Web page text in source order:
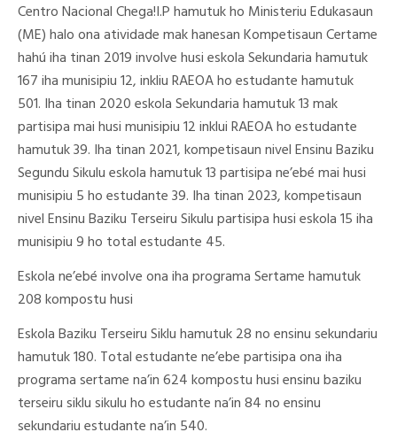
Centro Nacional Chega!I.P hamutuk ho Ministeriu Edukasaun
(ME) halo ona atividade mak hanesan Kompetisaun Certame
hahú iha tinan 2019 involve husi eskola Sekundaria hamutuk
167 iha munisipiu 12, inkliu RAEOA ho estudante hamutuk
501. Iha tinan 2020 eskola Sekundaria hamutuk 13 mak
partisipa mai husi munisipiu 12 inklui RAEOA ho estudante
hamutuk 39. Iha tinan 2021, kompetisaun nivel Ensinu Baziku
Segundu Sikulu eskola hamutuk 13 partisipa ne’ebé mai husi
munisipiu 5 ho estudante 39. Iha tinan 2023, kompetisaun
nivel Ensinu Baziku Terseiru Sikulu partisipa husi eskola 15 iha
munisipiu 9 ho total estudante 45.
Eskola ne’ebé involve ona iha programa Sertame hamutuk
208 kompostu husi
Eskola Baziku Terseiru Siklu hamutuk 28 no ensinu sekundariu
hamutuk 180. Total estudante ne’ebe partisipa ona iha
programa sertame na’in 624 kompostu husi ensinu baziku
terseiru siklu sikulu ho estudante na’in 84 no ensinu
sekundariu estudante na’in 540.